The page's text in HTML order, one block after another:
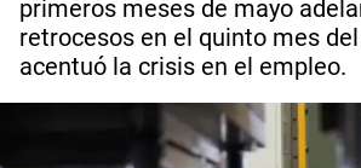
primeros meses de mayo
retrocesos en el quinto mes del
acentuó la crisis en el empleo.